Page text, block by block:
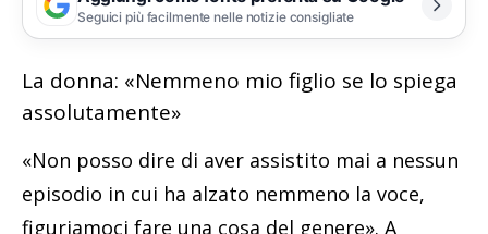
Seguici più facilmente nelle notizie consigliate
La donna: «Nemmeno mio figlio se lo spiega
assolutamente»
«Non posso dire di aver assistito mai a nessun
episodio in cui ha alzato nemmeno la voce,
figuriamoci fare una cosa del genere». A